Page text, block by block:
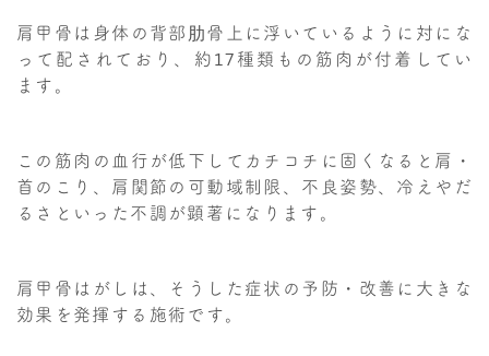
肩甲骨は身体の背部肋骨上に浮いているように対にな
って配されており、約17種類もの筋肉が付着してい
ます。
この筋肉の血行が低下してカチコチに固くなると肩・
首のこり、肩関節の可動域制限、不良姿勢、冷えやだ
るさといった不調が顕著になります。
肩甲骨はがしは、そうした症状の予防・改善に大きな
効果を発揮する施術です。